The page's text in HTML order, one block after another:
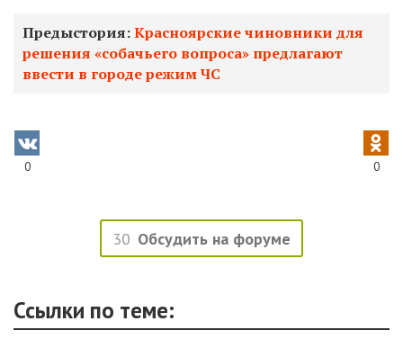
Предыстория:Красноярские чиновники для
решения «собачьего вопроса» предлагают
ввести в городе режим ЧС
0 0
30 Обсудить на форуме
Ссылки по теме: